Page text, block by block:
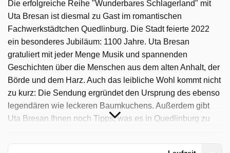
Die erfolgreiche Reihe "Wunderbares Schlagerland" mit
Uta Bresan ist diesmal zu Gast im romantischen
Fachwerkstädtchen Quedlinburg. Die Stadt feierte 2022
ein besonderes Jubiläum: 1100 Jahre. Uta Bresan
gratuliert mit jeder Menge Musik und spannenden
Geschichten über die Menschen aus dem alten Anhalt, der
Börde und dem Harz. Auch das leibliche Wohl kommt nicht
zu kurz: Die Sendung ergründet den Ursprung des ebenso
legendären wie leckeren Baumkuchens. Außerdem gibt
Uta Bresan Ihnen noch Tipps, was es in Quedlinburg zu
Landschaften Sachsen-Anhalts. Musikalische Gäste sind